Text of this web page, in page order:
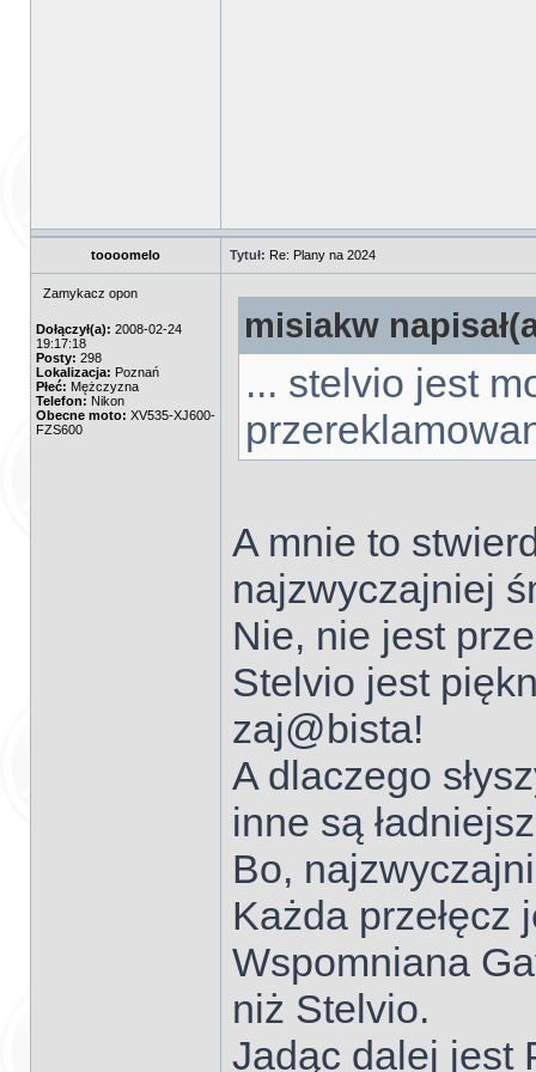
toooomelo Tytuł: Re: Plany na 2024
Zamykacz opon
Dołączył(a): 2008-02-24
19:17:18
Posty: 298
Lokalizacja: Poznań
Płeć: Mężczyzna
Telefon: Nikon
Obecne moto: XV535-XJ600-
FZS600
misiakw
... stelvio jest
A mnie to
najzwyczajniej
Nie, nie jest
Stelvio jest
zaj@bista!
A dlaczego
inne są
Bo,
Każda przełęcz
Wspomniana
niż Stelvio.
Jadąc dalej jest